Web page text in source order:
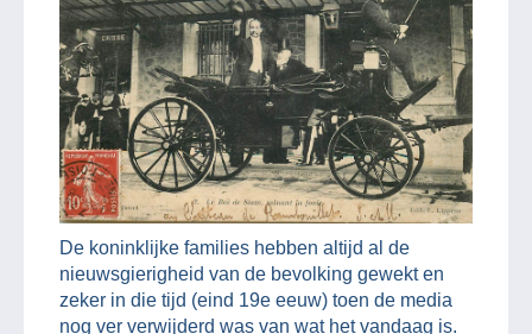
De koninklijke families hebben altijd al de
nieuwsgierigheid van de bevolking gewekt en
zeker in die tijd (eind 19e eeuw) toen de media
nog ver verwijderd was van wat het vandaag is.